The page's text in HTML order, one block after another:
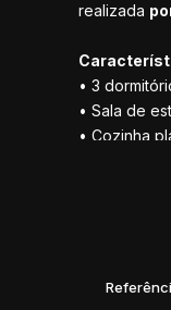
realizada
• 3
• Sala de
• Cozinha
Ampla